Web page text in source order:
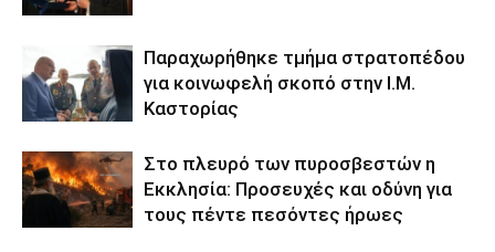
Παραχωρήθηκε τμήμα στρατοπέδου
για κοινωφελή σκοπό στην Ι.Μ.
Καστορίας
Στο πλευρό των πυροσβεστών η
Εκκλησία: Προσευχές και οδύνη για
τους πέντε πεσόντες ήρωες